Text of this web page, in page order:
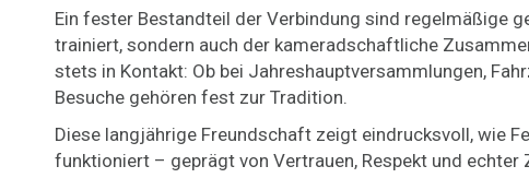
Ein fester Bestandteil der Verbindung sind regelmäßige
trainiert, sondern auch der kameradschaftliche
stets in Kontakt: Ob bei Jahreshauptversammlungen,
Besuche gehören fest zur Tradition.
Diese langjährige Freundschaft zeigt eindrucksvoll, wie
funktioniert – geprägt von Vertrauen, Respekt und echter